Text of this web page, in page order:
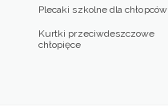
Plecaki szkolne dla chłopców
Kurtki przeciwdeszczowe
chłopięce